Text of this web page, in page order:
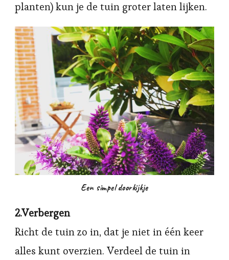
planten) kun je de tuin groter laten lijken.
Een simpel doorkijkje
2.Verbergen
Richt de tuin zo in, dat je niet in één keer
alles kunt overzien. Verdeel de tuin in